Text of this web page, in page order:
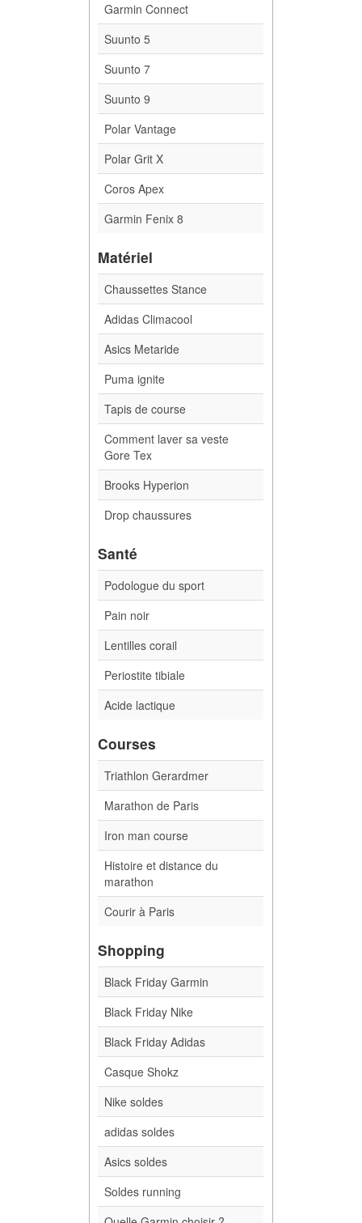
Garmin Connect
Suunto 5
Suunto 7
Suunto 9
Polar Vantage
Polar Grit X
Coros Apex
Garmin Fenix 8
Matériel
Chaussettes Stance
Adidas Climacool
Asics Metaride
Puma ignite
Tapis de course
Comment laver sa veste
Gore Tex
Brooks Hyperion
Drop chaussures
Santé
Podologue du sport
Pain noir
Lentilles corail
Periostite tibiale
Acide lactique
Courses
Triathlon Gerardmer
Marathon de Paris
Iron man course
Histoire et distance du
marathon
Courir à Paris
Shopping
Black Friday Garmin
Black Friday Nike
Black Friday Adidas
Casque Shokz
Nike soldes
adidas soldes
Asics soldes
Soldes running